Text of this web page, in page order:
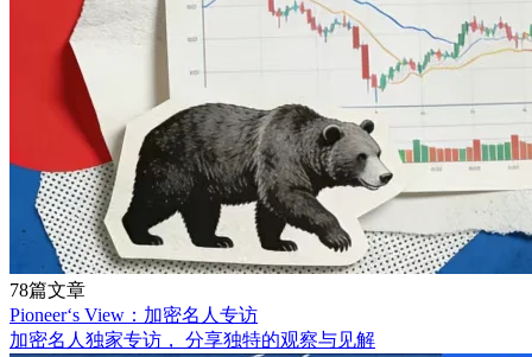
78篇文章
Pioneer‘s View：加密名人专访
加密名人独家专访， 分享独特的观察与见解